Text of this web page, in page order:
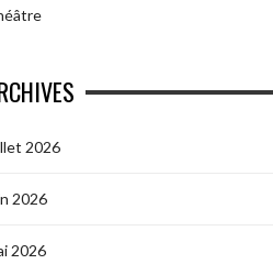
2026
2026
2026